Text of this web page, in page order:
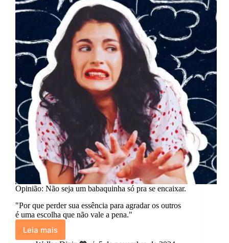
Opinião: Não seja um babaquinha só pra se encaixar.
"Por que perder sua essência para agradar os outros
é uma escolha que não vale a pena."
Leia mais
Opinião: